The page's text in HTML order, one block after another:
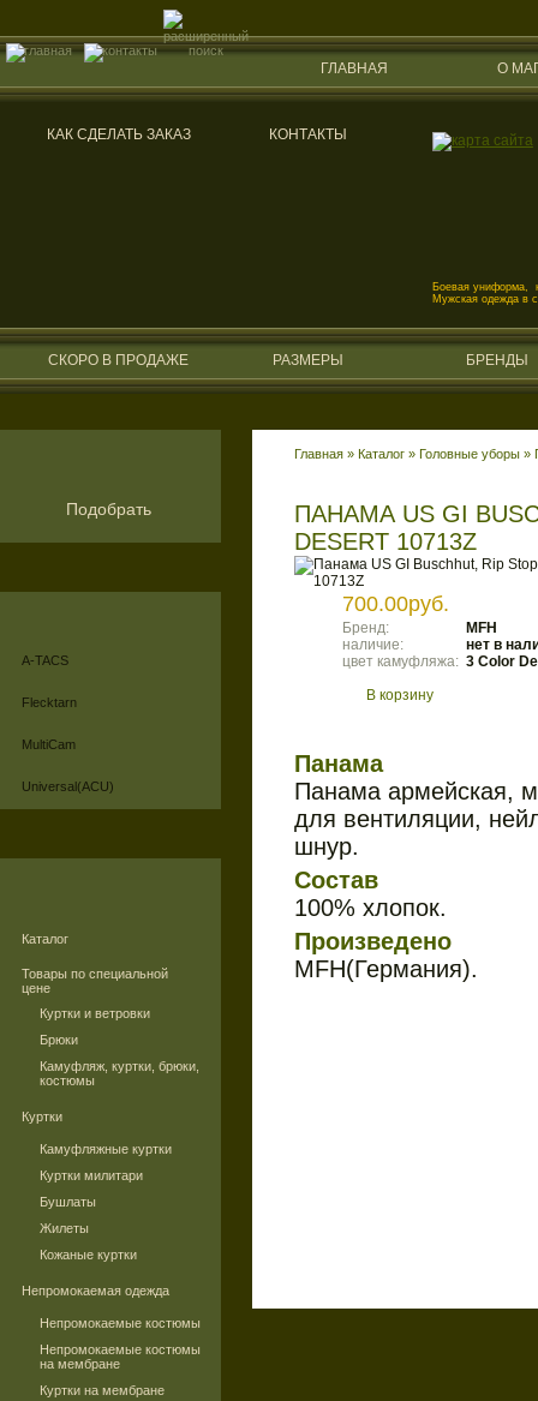
ГЛАВНАЯ О
КАК СДЕЛАТЬ ЗАКАЗ КОНТАКТЫ
Боевая униформа,
Мужская одежда в
СКОРО В ПРОДАЖЕ РАЗМЕРЫ БРЕНДЫ
Подобрать
A-TACS
Flecktarn
MultiCam
Universal(ACU)
Каталог
Товары по специальной
цене
Куртки и ветровки
Брюки
Камуфляж, куртки, брюки,
костюмы
Куртки
Камуфляжные куртки
Куртки милитари
Бушлаты
Жилеты
Кожаные куртки
Непромокаемая одежда
Непромокаемые костюмы
Непромокаемые костюмы
на мембране
Куртки на мембране
Главная » Каталог » Головные уборы »
ПАНАМА US GI
DESERT 10713Z
700.00руб.
Бренд:
MFH
наличие:
нет в
цвет камуфляжа: 3 Color
В корзину
Панама
Панама армейская,
для вентиляции,
шнур.
Состав
100% хлопок.
Произведено
MFH(Германия).